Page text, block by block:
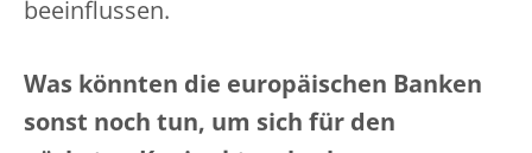
beeinflussen.
Was könnten die europäischen Banken
sonst noch tun, um sich für den